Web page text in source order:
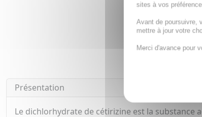
Présentation
Le dichlorhydrate de cétirizine est la substance
sites à vos
Avant de poursuivre,
mettre à jour votre
Merci d'avance pour